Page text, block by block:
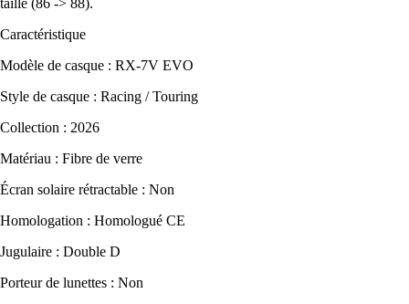
taille (86 -> 88).
Caractéristique
Modèle de casque : RX-7V EVO
Style de casque : Racing / Touring
Collection : 2026
Matériau : Fibre de verre
Écran solaire rétractable : Non
Homologation : Homologué CE
Jugulaire : Double D
Porteur de lunettes : Non